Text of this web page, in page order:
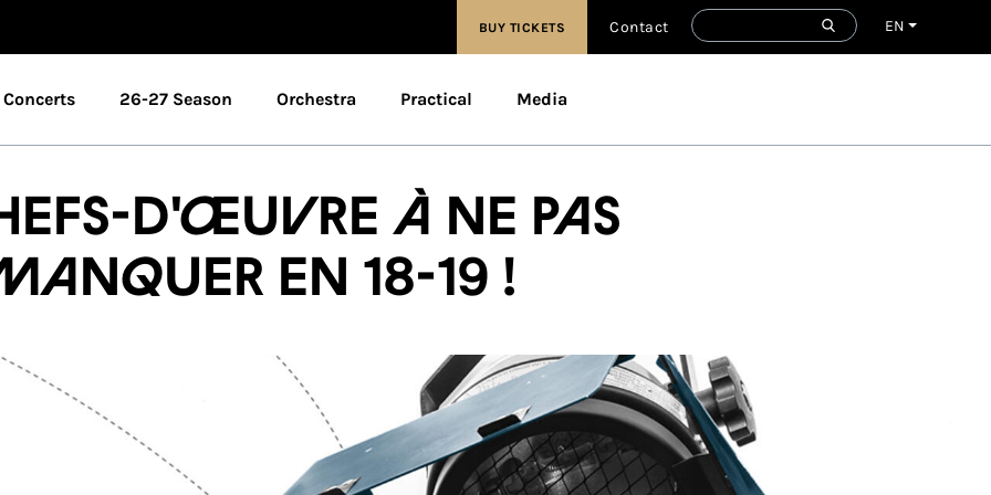
EN
BUY TICKETS Contact
Concerts 26-27 Season Orchestra Practical Media
d'œuvre à ne pas
en 18-19 !